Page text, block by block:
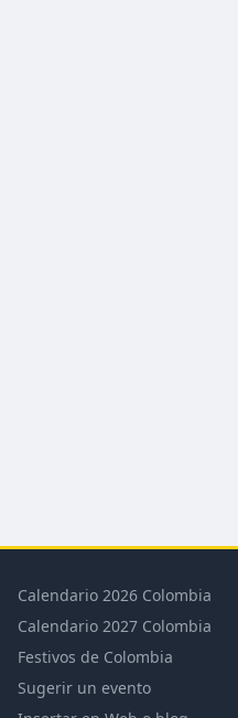
Calendario 2026 Colombia
Calendario 2027 Colombia
Festivos de Colombia
Sugerir un evento